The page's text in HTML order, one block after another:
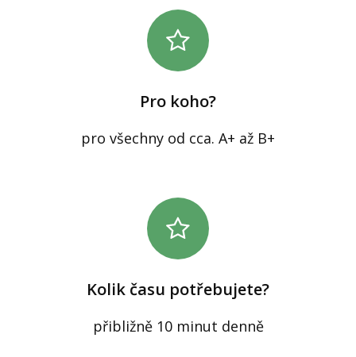
Pro koho?
pro všechny od cca. A+ až B+
Kolik času potřebujete?
přibližně 10 minut denně